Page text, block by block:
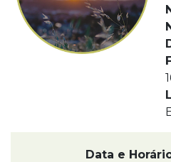
Data e